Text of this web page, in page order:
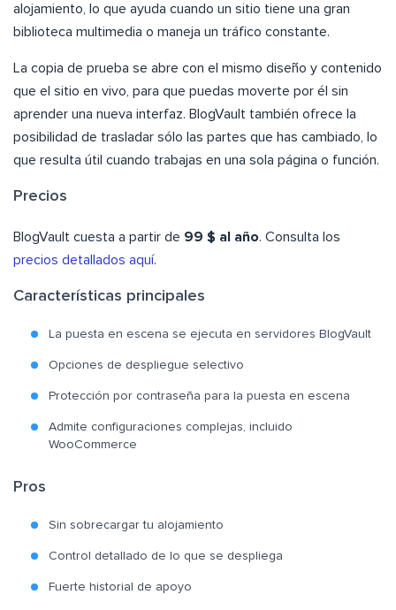
alojamiento, lo que ayuda cuando un sitio tiene una gran
biblioteca multimedia o maneja un tráfico constante.
La copia de prueba se abre con el mismo diseño y contenido
que el sitio en vivo, para que puedas moverte por él sin
aprender una nueva interfaz. BlogVault también ofrece la
posibilidad de trasladar sólo las partes que has cambiado, lo
que resulta útil cuando trabajas en una sola página o función.
Precios
BlogVault cuesta a partir de 99 $ al año. Consulta los
precios detallados aquí.
Características principales
La puesta en escena se ejecuta en servidores BlogVault
Opciones de despliegue selectivo
Protección por contraseña para la puesta en escena
Admite configuraciones complejas, incluido
WooCommerce
Pros
Sin sobrecargar tu alojamiento
Control detallado de lo que se despliega
Fuerte historial de apoyo